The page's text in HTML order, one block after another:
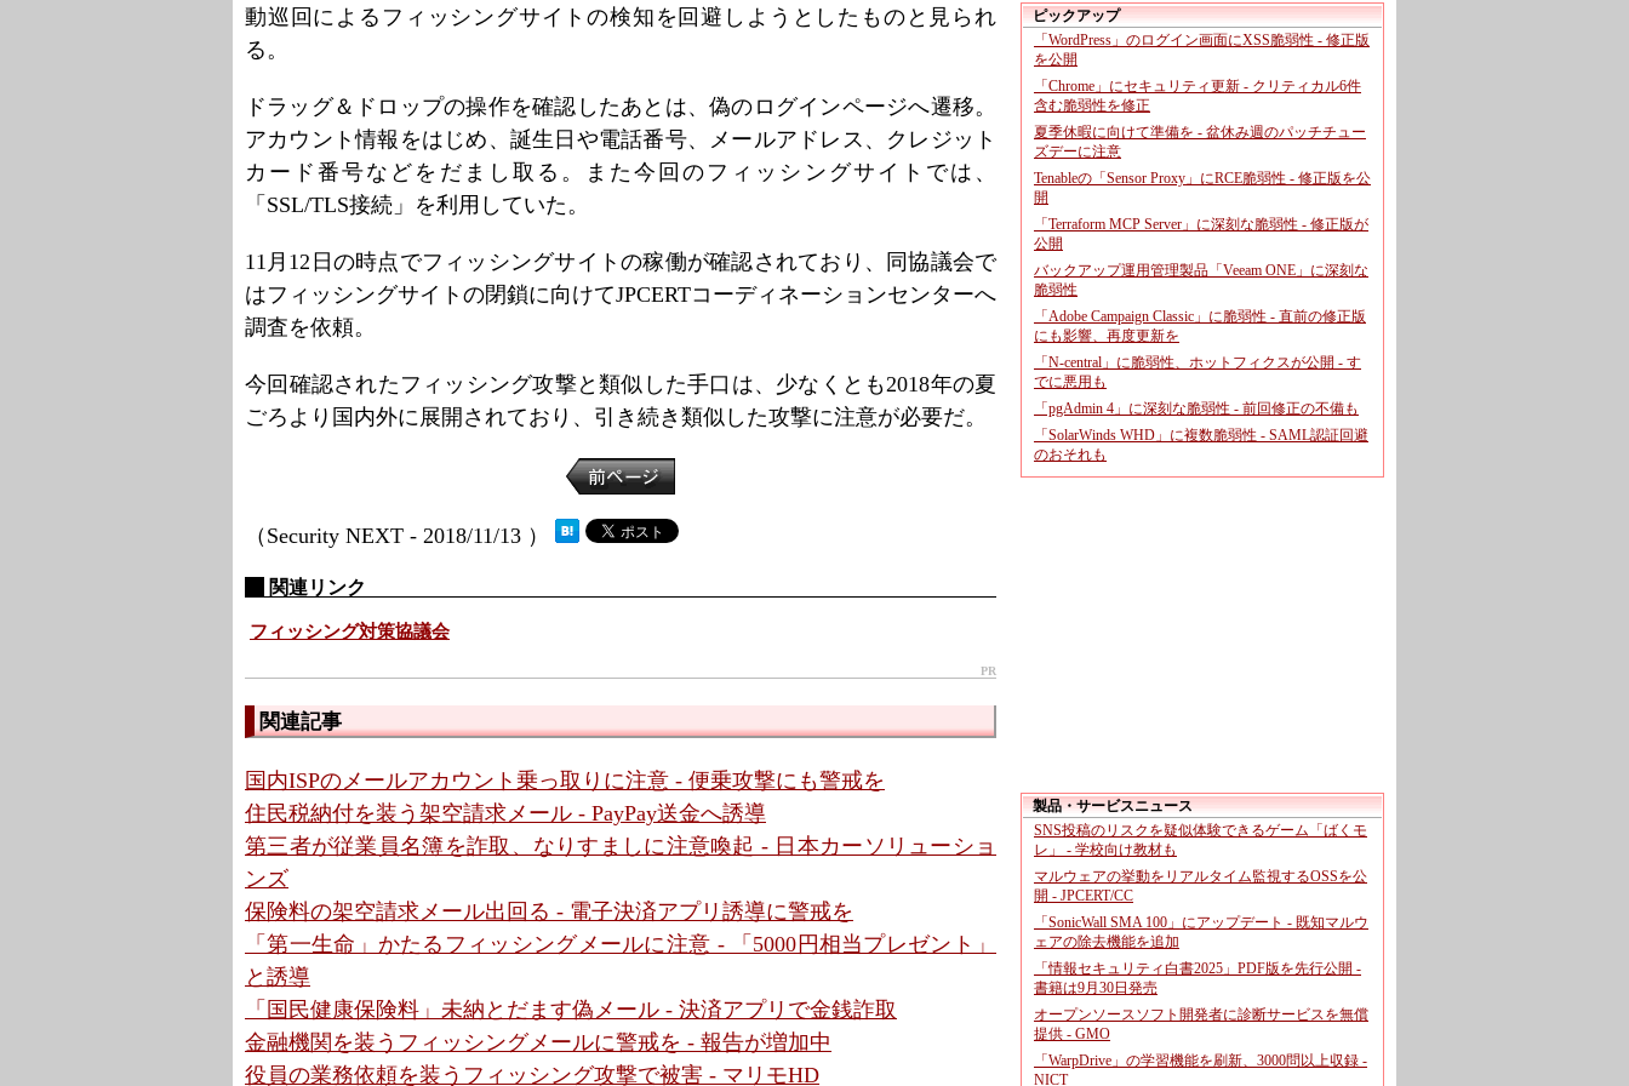
動巡回によるフィッシングサイトの検知を回避しようとしたものと見られ
る。
ドラッグ＆ドロップの操作を確認したあとは、偽のログインページへ遷移。
アカウント情報をはじめ、誕生日や電話番号、メールアドレス、クレジット
カード番号などをだまし取る。また今回のフィッシングサイトでは、
「SSL/TLS接続」を利用していた。
11月12日の時点でフィッシングサイトの稼働が確認されており、同協議会で
はフィッシングサイトの閉鎖に向けてJPCERTコーディネーションセンターへ
調査を依頼。
今回確認されたフィッシング攻撃と類似した手口は、少なくとも2018年の夏
ごろより国内外に展開されており、引き続き類似した攻撃に注意が必要だ。
（Security NEXT - 2018/11/13 ）
関連リンク
フィッシング対策協議会
PR
関連記事
国内ISPのメールアカウント乗っ取りに注意 - 便乗攻撃にも警戒を
住民税納付を装う架空請求メール - PayPay送金へ誘導
第三者が従業員名簿を詐取、なりすましに注意喚起 - 日本カーソリューショ
ンズ
保険料の架空請求メール出回る - 電子決済アプリ誘導に警戒を
「第一生命」かたるフィッシングメールに注意 - 「5000円相当プレゼント」
と誘導
「国民健康保険料」未納とだます偽メール - 決済アプリで金銭詐取
金融機関を装うフィッシングメールに警戒を - 報告が増加中
役員の業務依頼を装うフィッシング攻撃で被害 - マリモHD
ピックアップ
「WordPress」のログイン画面にXSS脆弱性 - 修正版
を公開
「Chrome」にセキュリティ更新 - クリティカル6件
含む脆弱性を修正
夏季休暇に向けて準備を - 盆休み週のパッチチュー
ズデーに注意
Tenableの「Sensor Proxy」にRCE脆弱性 - 修正版を公
開
「Terraform MCP Server」に深刻な脆弱性 - 修正版が
公開
バックアップ運用管理製品「Veeam ONE」に深刻な
脆弱性
「Adobe Campaign Classic」に脆弱性 - 直前の修正版
にも影響、再度更新を
「N-central」に脆弱性、ホットフィクスが公開 - す
でに悪用も
「pgAdmin 4」に深刻な脆弱性 - 前回修正の不備も
「SolarWinds WHD」に複数脆弱性 - SAML認証回避
のおそれも
製品・サービスニュース
SNS投稿のリスクを疑似体験できるゲーム「ばくモ
レ」 - 学校向け教材も
マルウェアの挙動をリアルタイム監視するOSSを公
開 - JPCERT/CC
「SonicWall SMA 100」にアップデート - 既知マルウ
ェアの除去機能を追加
「情報セキュリティ白書2025」PDF版を先行公開 -
書籍は9月30日発売
オープンソースソフト開発者に診断サービスを無償
提供 - GMO
「WarpDrive」の学習機能を刷新、3000問以上収録 -
NICT